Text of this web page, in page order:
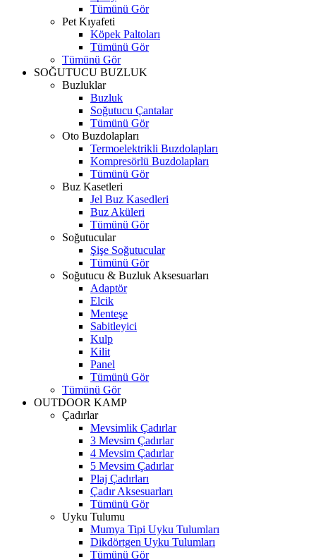
Tümünü Gör
Pet Kıyafeti
Köpek Paltoları
Tümünü Gör
Tümünü Gör
SOĞUTUCU BUZLUK
Buzluklar
Buzluk
Soğutucu Çantalar
Tümünü Gör
Oto Buzdolapları
Termoelektrikli Buzdolapları
Kompresörlü Buzdolapları
Tümünü Gör
Buz Kasetleri
Jel Buz Kasedleri
Buz Aküleri
Tümünü Gör
Soğutucular
Şişe Soğutucular
Tümünü Gör
Soğutucu & Buzluk Aksesuarları
Adaptör
Elcik
Menteşe
Sabitleyici
Kulp
Kilit
Panel
Tümünü Gör
Tümünü Gör
OUTDOOR KAMP
Çadırlar
Mevsimlik Çadırlar
3 Mevsim Çadırlar
4 Mevsim Çadırlar
5 Mevsim Çadırlar
Plaj Çadırları
Çadır Aksesuarları
Tümünü Gör
Uyku Tulumu
Mumya Tipi Uyku Tulumları
Dikdörtgen Uyku Tulumları
Tümünü Gör